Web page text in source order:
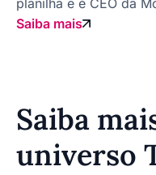
planilha e é CEO da
Saiba mais
Saiba
universo